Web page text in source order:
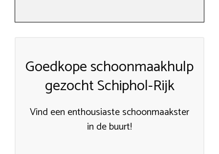
Goedkope schoonmaakhulp
gezocht Schiphol-Rijk
Vind een enthousiaste schoonmaakster
in de buurt!